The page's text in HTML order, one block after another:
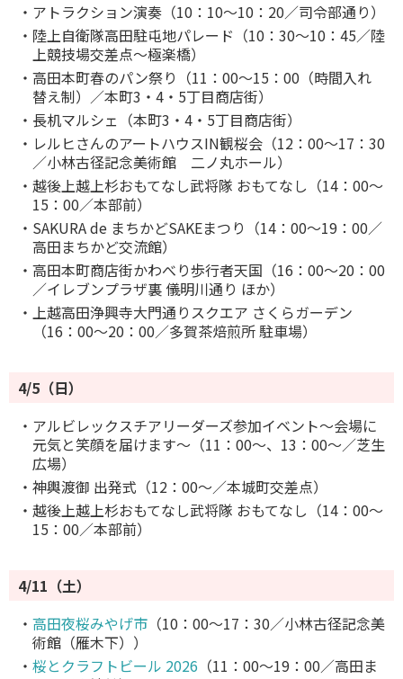
・アトラクション演奏（10：10～10：20／司令部通り）
・陸上自衛隊高田駐屯地パレード（10：30～10：45／陸
上競技場交差点～極楽橋）
・高田本町春のパン祭り（11：00～15：00（時間入れ
替え制）／本町3・4・5丁目商店街）
・長机マルシェ（本町3・4・5丁目商店街）
・レルヒさんのアートハウスIN観桜会（12：00～17：30
／小林古径記念美術館 二ノ丸ホール）
・越後上越上杉おもてなし武将隊 おもてなし（14：00～
15：00／本部前）
・SAKURA de まちかどSAKEまつり（14：00～19：00／
高田まちかど交流館）
・高田本町商店街かわべり歩行者天国（16：00～20：00
／イレブンプラザ裏 儀明川通り ほか）
・上越高田浄興寺大門通りスクエア さくらガーデン
（16：00～20：00／多賀茶焙煎所 駐車場）
4/5（日）
・アルビレックスチアリーダーズ参加イベント～会場に
元気と笑顔を届けます～（11：00～、13：00～／芝生
広場）
・神輿渡御 出発式（12：00～／本城町交差点）
・越後上越上杉おもてなし武将隊 おもてなし（14：00～
15：00／本部前）
4/11（土）
・ 高田夜桜みやげ市 （10：00～17：30／小林古径記念美
術館（雁木下））
・ 桜とクラフトビール 2026 （11：00～19：00／高田ま